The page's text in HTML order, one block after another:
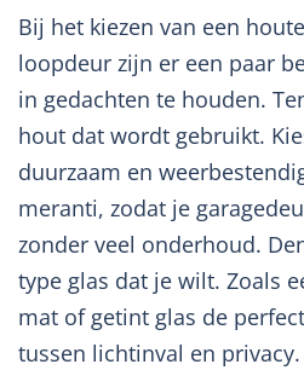
Bij het kiezen van een
loopdeur zijn er een paar
in gedachten te houden.
hout dat wordt gebruikt.
duurzaam en
meranti, zodat je
zonder veel onderhoud.
type glas dat je wilt. Zoals
mat of getint glas de
tussen lichtinval en privacy.